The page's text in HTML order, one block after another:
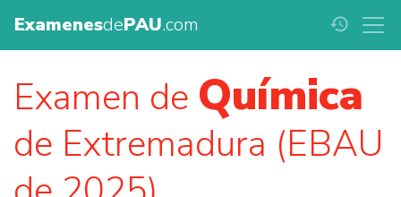
ExamenesdePAU.com history
Examen de Química
de Extremadura (EBAU